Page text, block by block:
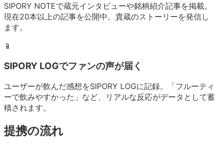
SIPORY NOTEで蔵元インタビューや銘柄紹介記事を掲載。
現在20本以上の記事を公開中。貴蔵のストーリーを発信し
ます。
📱
SIPORY LOGでファンの声が届く
ユーザーが飲んだ感想をSIPORY LOGに記録。「フルーティ
ーで飲みやすかった」など、リアルな反応がデータとして蓄
積されます。
提携の流れ